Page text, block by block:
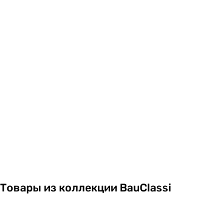
24 282грн
Товары из коллекции BauClassi